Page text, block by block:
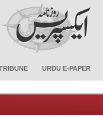
URDU E-PAPER